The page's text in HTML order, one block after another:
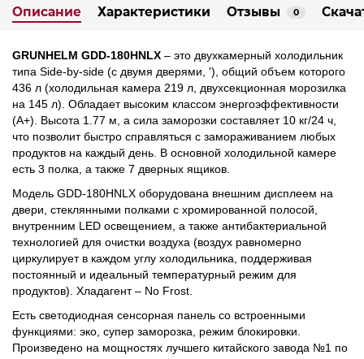
Описание Характеристики Отзывы 0
GRUNHELM GDD-180HNLX – это двухкамерный холодильник
типа Side-by-side (с двумя дверями, '), общий объем которого
436 л (холодильная камера 219 л, двухсекционная морозилка
на 145 л). Обладает высоким классом энергоэффективности
(А+). Высота 1.77 м, а сила заморозки составляет 10 кг/24 ч,
что позволит быстро справляться с замораживанием любых
продуктов на каждый день. В основной холодильной камере
есть 3 полка, а также 7 дверных ящиков.
Модель GDD-180HNLX оборудована внешним дисплеем на
двери, стеклянными полками с хромированной полосой,
внутренним LED освещением, а также антибактериальной
технологией для очистки воздуха (воздух равномерно
циркулирует в каждом углу холодильника, поддерживая
постоянный и идеальный температурный режим для
продуктов). Хладагент – No Frost.
Есть светодиодная сенсорная панель со встроенными
функциями: эко, супер заморозка, режим блокировки.
Произведено на мощностях лучшего китайского завода №1 по